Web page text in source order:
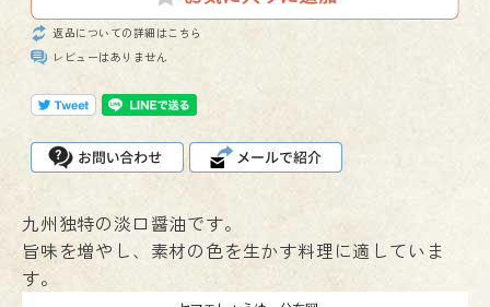
返品についての詳細はこちら
レビューはありません
九州独特の淡口醤油です。
旨味を増やし、素材の色を生かす料理に適していま
す。